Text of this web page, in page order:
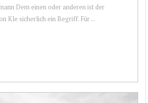
Dem einen oder anderen ist der
Kle sicherlich ein Begriff. Für ...